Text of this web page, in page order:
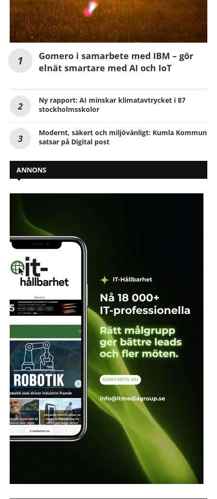
Gomero i samarbete med IBM – gör
elnät smartare med AI och IoT
Ny rapport: AI minskar klimatavtrycket i 87
stockholmsskolor
Modernt, säkert och miljövänligt: Kumla Kommun
satsar på Digital post
ANNONS